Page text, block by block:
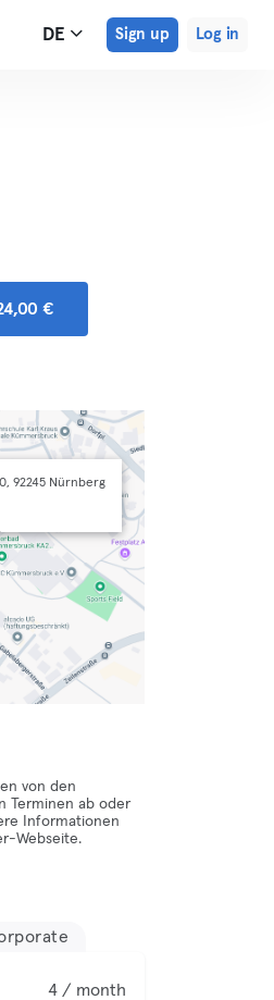
DE Sign up Log in
€
92245 Nürnberg
von den
Terminen ab oder
Informationen
Webseite.
4 / month